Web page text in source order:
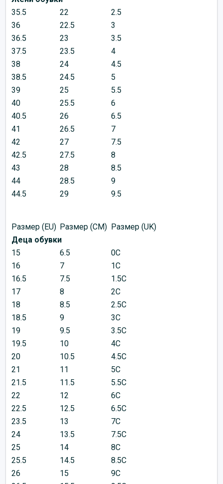
35.5
22
2.5
36
22.5
3
36.5
23
3.5
37.5
23.5
4
38
24
4.5
38.5
24.5
5
39
25
5.5
40
25.5
6
40.5
26
6.5
41
26.5
7
42
27
7.5
42.5
27.5
8
43
28
8.5
44
28.5
9
44.5
29 9.5
Размер (EU) Размер (CM) Размер (UK)
Деца обувки
15
6.5
0C
16
7
1C
16.5
7.5
1.5C
17
8
2C
18
8.5
2.5C
18.5
9
3C
19
9.5
3.5C
19.5
10
4C
20
10.5
4.5C
21
11
5C
21.5
11.5
5.5C
22
12
6C
22.5
12.5
6.5C
23.5
13
7C
24
13.5
7.5C
25
14
8C
25.5
14.5
8.5C
26
15
9C